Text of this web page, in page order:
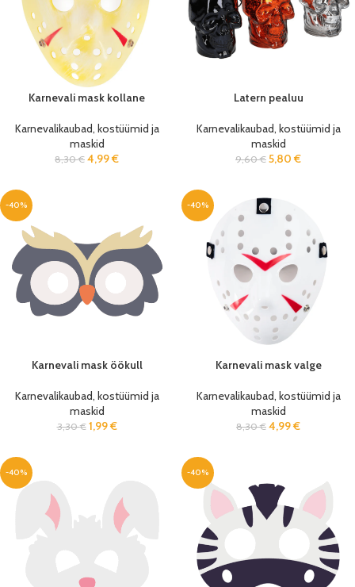
Karnevali mask kollane
Karnevalikaubad, kostüümid ja
maskid
8,30€ 4,99€
Latern pealuu
Karnevalikaubad, kostüümid ja
maskid
9,60€ 5,80 €
-40%
Karnevali mask öökull
Karnevalikaubad, kostüümid ja
maskid
3,30€ 1,99€
-40%
Karnevali mask valge
Karnevalikaubad, kostüümid ja
maskid
8,30€ 4,99€
-40% -40%